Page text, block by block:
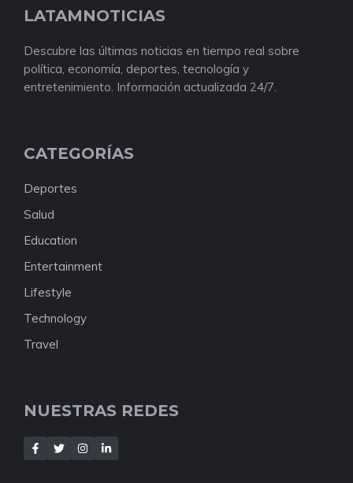
LATAMNOTICIAS
Descubre las últimas noticias en tiempo real sobre
política, economía, deportes, tecnología y
entretenimiento. Información actualizada 24/7.
CATEGORÍAS
Deportes
Salud
Education
Entertainment
Lifestyle
Technology
Travel
NUESTRAS REDES